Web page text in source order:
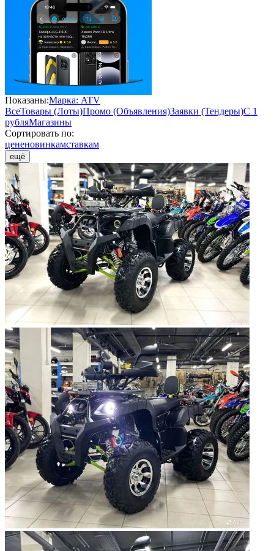
Показаны:Марка: ATV
ВсеТовары (Лоты)Промо (Объявления)Заявки (Тендеры)С 1
рубляМагазины
Сортировать по:
цененовинкамставкам
ещё